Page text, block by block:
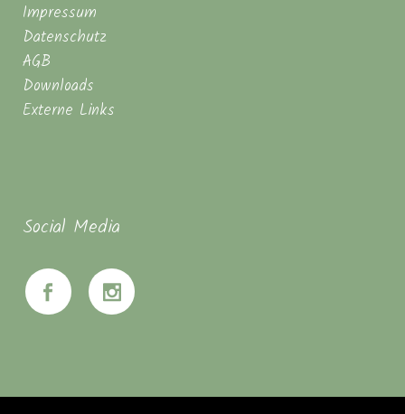
Impressum
Datenschutz
AGB
Downloads
Externe Links
Social Media